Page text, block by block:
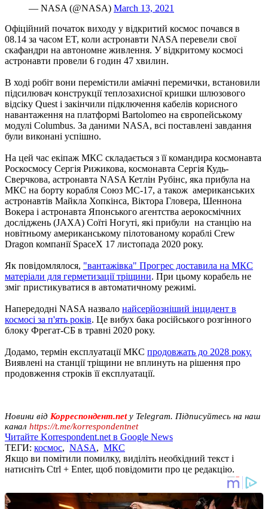
— NASA (@NASA) March 13, 2021
Офіційний початок виходу у відкритий космос почався в
08.14 за часом ET, коли астронавти NASA перевели свої
скафандри на автономне живлення. У відкритому космосі
астронавти провели 6 годин 47 хвилин.
В ході робіт вони перемістили аміачні перемички, встановили
підсилювач конструкції теплозахисної кришки шлюзового
відсіку Quest і закінчили підключення кабелів корисного
навантаження на платформі Bartolomeo на європейському
модулі Columbus. За даними NASA, всі поставлені завдання
були виконані успішно.
На цей час екіпаж МКС складається з її командира космонавта
Роскосмосу Сергія Рижикова, космонавта Сергія Кудь-
Сверчкова, астронавта NASA Кетлін Рубінс, яка прибула на
МКС на борту корабля Союз МС-17, а також американських
астронавтів Майкла Хопкінса, Віктора Гловера, Шеннона
Вокера і астронавта Японського агентства аерокосмічних
досліджень (JAXA) Соїті Ногуті, які прибули на станцію на
новітньому американському пілотованому кораблі Crew
Dragon компанії SpaceX 17 листопада 2020 року.
Як повідомлялося, "вантажівка" Прогрес доставила на МКС
матеріали для герметизації тріщини. При цьому корабель не
зміг пристикуватися в автоматичному режимі.
Напередодні NASA назвало найсерйозніший інцидент в
космосі за п'ять років. Це вибух бака російського розгінного
блоку Фрегат-СБ в травні 2020 року.
Додамо, термін експлуатації МКС продовжать до 2028 року.
Виявлені на станції тріщини не вплинуть на рішення про
продовження строків її експлуатації.
Новини від Корреспондент.netу Telegram. Підписуйтесь на наш
канал https://t.me/korrespondentnet
Читайте Korrespondent.net в Google News
ТЕГИ: космос, NASA, МКС
Якщо ви помітили помилку, виділіть необхідний текст і
натисніть Ctrl + Enter, щоб повідомити про це редакцію.